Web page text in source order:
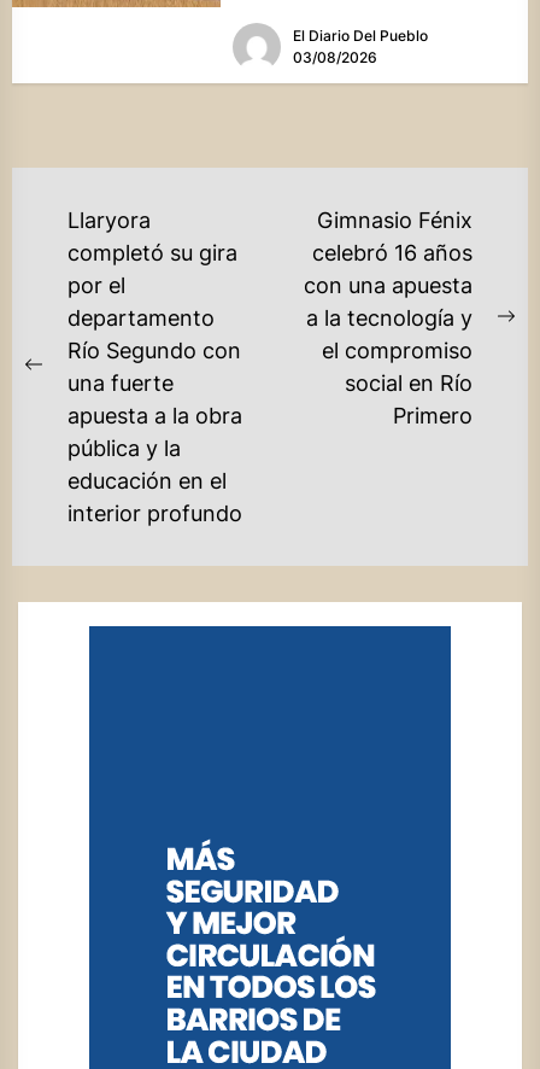
El Diario Del Pueblo
03/08/2026
NAVEGACIÓN
ENTRADAS
Previous
post:
Llaryora
completó su gira
por el
departamento
Río Segundo con
una fuerte
apuesta a la obra
pública y la
educación en el
interior profundo
Gimnasio Fénix
celebró 16 años
con una apuesta
a la tecnología y
el compromiso
social en Río
Primero